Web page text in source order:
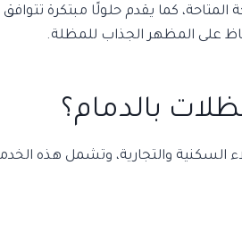
كما يقدم حلولًا مبتكرة
على المظهر الجذاب للمظلة.
بالدمام؟
السكنية والتجارية، وتشمل هذه